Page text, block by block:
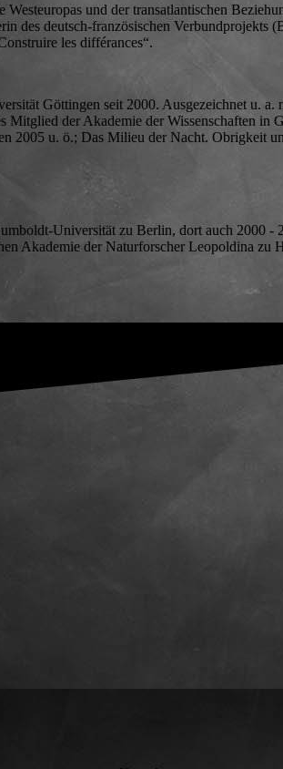
und der transatlantischen
des deutsch-französischen Verbundprojekts
les différances“.
Göttingen seit 2000. Ausgezeichnet u.
Mitglied der Akademie der Wissenschaften
2005 u. ö.; Das Milieu der Nacht. Obrigkeit
Universität zu Berlin, dort auch 2000
Akademie der Naturforscher Leopoldina